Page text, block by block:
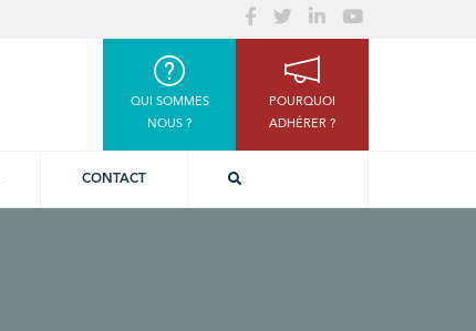
QUI SOMMES
NOUS ?
POURQUOI
ADHÉRER ?
CONTACT